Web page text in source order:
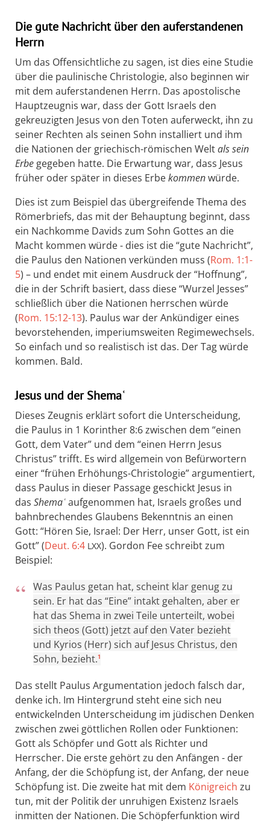
Die gute Nachricht über den auferstandenen
Herrn
Um das Offensichtliche zu sagen, ist dies eine Studie
über die paulinische Christologie, also beginnen wir
mit dem auferstandenen Herrn. Das apostolische
Hauptzeugnis war, dass der Gott Israels den
gekreuzigten Jesus von den Toten auferweckt, ihn zu
seiner Rechten als seinen Sohn installiert und ihm
die Nationen der griechisch-römischen Weltals sein
Erbe gegeben hatte. Die Erwartung war, dass Jesus
früher oder später in dieses Erbekommenwürde.
Dies ist zum Beispiel das übergreifende Thema des
Römerbriefs, das mit der Behauptung beginnt, dass
ein Nachkomme Davids zum Sohn Gottes an die
Macht kommen würde - dies ist die “gute Nachricht”,
die Paulus den Nationen verkünden muss (Rom. 1:1-
5) – und endet mit einem Ausdruck der “Hoffnung”,
die in der Schrift basiert, dass diese “Wurzel Jesses”
schließlich über die Nationen herrschen würde
(Rom. 15:12-13). Paulus war der Ankündiger eines
bevorstehenden, imperiumsweiten Regimewechsels.
So einfach und so realistisch ist das. Der Tag würde
kommen. Bald.
Jesus und der Shemaʿ
Dieses Zeugnis erklärt sofort die Unterscheidung,
die Paulus in 1 Korinther 8:6 zwischen dem “einen
Gott, dem Vater” und dem “einen Herrn Jesus
Christus” trifft. Es wird allgemein von Befürwortern
einer “frühen Erhöhungs-Christologie” argumentiert,
dass Paulus in dieser Passage geschickt Jesus in
das Shemaʿaufgenommen hat, Israels großes und
bahnbrechendes Glaubens Bekenntnis an einen
Gott: “Hören Sie, Israel: Der Herr, unser Gott, ist ein
Gott” (Deut. 6:4 LXX). Gordon Fee schreibt zum
Beispiel:
Was Paulus getan hat, scheint klar genug zu
sein. Er hat das “Eine” intakt gehalten, aber er
hat das Shema in zwei Teile unterteilt, wobei
sich theos (Gott) jetzt auf den Vater bezieht
und Kyrios (Herr) sich auf Jesus Christus, den
Sohn, bezieht.1
Das stellt Paulus Argumentation jedoch falsch dar,
denke ich. Im Hintergrund steht eine sich neu
entwickelnden Unterscheidung im jüdischen Denken
zwischen zwei göttlichen Rollen oder Funktionen:
Gott als Schöpfer und Gott als Richter und
Herrscher. Die erste gehört zu den Anfängen - der
Anfang, der die Schöpfung ist, der Anfang, der neue
Schöpfung ist. Die zweite hat mit dem Königreich zu
tun, mit der Politik der unruhigen Existenz Israels
inmitten der Nationen. Die Schöpferfunktion wird